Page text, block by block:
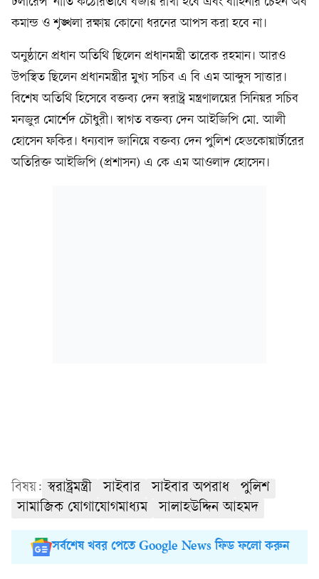
কমান্ড ও শৃঙ্খলা রক্ষায় কোনো ধরনের আপস করা হবে না।
অনুষ্ঠানে প্রধান অতিথি ছিলেন প্রধানমন্ত্রী তারেক রহমান। আরও
উপস্থিত ছিলেন প্রধানমন্ত্রীর মুখ্য সচিব এ বি এম আব্দুস সাত্তার।
বিশেষ অতিথি হিসেবে বক্তব্য দেন স্বরাষ্ট্র মন্ত্রণালয়ের সিনিয়র সচিব
মনজুর মোর্শেদ চৌধুরী। স্বাগত বক্তব্য দেন আইজিপি মো. আলী
হোসেন ফকির। ধন্যবাদ জানিয়ে বক্তব্য দেন পুলিশ হেডকোয়ার্টারের
অতিরিক্ত আইজিপি (প্রশাসন) এ কে এম আওলাদ হোসেন।
বিষয়: স্বরাষ্ট্রমন্ত্রী সাইবার সাইবার অপরাধ
পুলিশ
সামাজিক যোগাযোগমাধ্যম
সালাহউদ্দিন আহমদ
সর্বশেষ খবর পেতে Google News ফিড ফলো করুন